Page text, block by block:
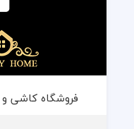
فروشگاه کاشی